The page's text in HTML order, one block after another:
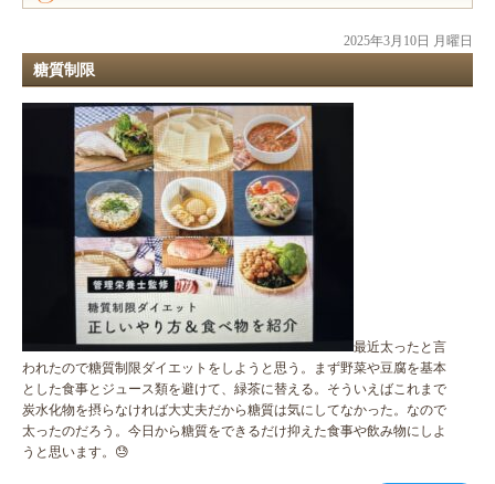
2025年3月10日 月曜日
糖質制限
最近太ったと言
われたので糖質制限ダイエットをしようと思う。まず野菜や豆腐を基本
とした食事とジュース類を避けて、緑茶に替える。そういえばこれまで
炭水化物を摂らなければ大丈夫だから糖質は気にしてなかった。なので
太ったのだろう。今日から糖質をできるだけ抑えた食事や飲み物にしよ
うと思います。😓